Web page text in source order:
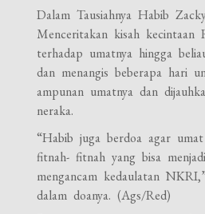
Dalam Tausiahnya Habib
Menceritakan kisah kecintaan
terhadap umatnya hingga
dan menangis beberapa hari
ampunan umatnya dan
neraka.
“Habib juga berdoa agar
fitnah- fitnah yang bisa
mengancam kedaulatan
dalam doanya. (Ags/Red)